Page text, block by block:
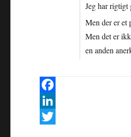
Jeg har rigtigt
Men der er et
Men det er
en anden
F
aL